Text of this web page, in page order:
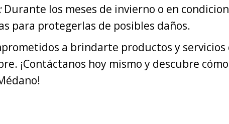
Durante los meses de invierno o en
para protegerlas de posibles daños.
a brindarte productos y
¡Contáctanos hoy mismo y descubre